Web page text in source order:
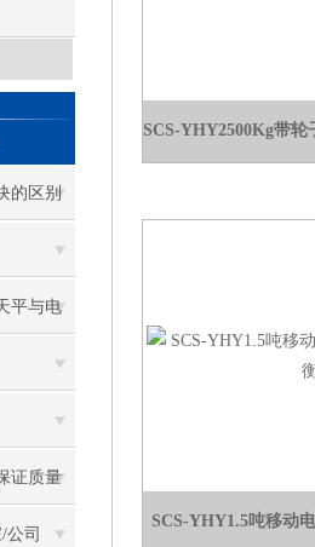
的区别
平与电
证质量
司
SCS-YHY1.5吨移动